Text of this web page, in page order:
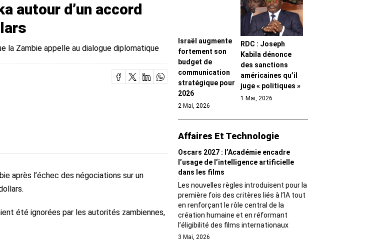
autour d’un accord
la Zambie appelle au dialogue diplomatique
après l’échec des négociations sur un
été ignorées par les autorités zambiennes,
Israël augmente
fortement son
budget de
communication
stratégique pour
2026
2 Mai, 2026
RDC : Joseph
Kabila dénonce
des sanctions
américaines qu’il
juge « politiques »
1 Mai, 2026
Affaires Et Technologie
Oscars 2027 : l’Académie encadre
l’usage de l’intelligence artificielle
dans les films
Les nouvelles règles introduisent pour la
première fois des critères liés à l’IA tout
en renforçant le rôle central de la
création humaine et en réformant
l’éligibilité des films internationaux
3 Mai, 2026